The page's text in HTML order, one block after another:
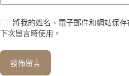
將我的姓名、電子郵件和網站保
下次留言時使用。
發佈留言